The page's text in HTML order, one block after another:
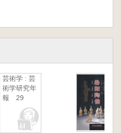
ストン大学美術館所蔵の
蔵の『行草書 羅漢讃』
られます。
ポリタン美術館所蔵の
(八大山人作)、フリーア
欧陽詢書』(翁方綱作)、
館所蔵の『為叔魚題「古
)など、各時代を代表する
芸術学 : 芸
術学研究年
報 29